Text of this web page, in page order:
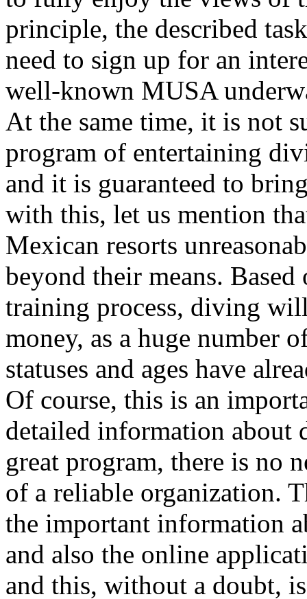
principle, the described
need to sign up for an
well-known MUSA
At the same time, it is not
program of entertaining
and it is guaranteed to
with this, let us mention
Mexican resorts
beyond their means.
training process, diving
money, as a huge number
statuses and ages have
Of course, this is an
detailed information about
great program, there is no
of a reliable organization.
the important information
and also the online
and this, without a doubt,